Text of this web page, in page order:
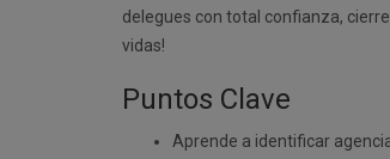
delegues con total confianza,
vidas!
Puntos Clave
Aprende a identificar